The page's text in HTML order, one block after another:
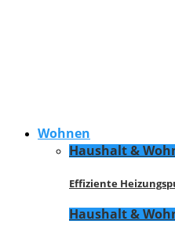
Wohnen
Haushalt &
Effiziente
Haushalt &